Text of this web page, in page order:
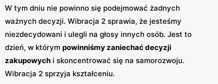
W tym dniu nie powinno się podejmować żadnych
ważnych decyzji. Wibracja 2 sprawia, że jesteśmy
niezdecydowani i ulegli na głosy innych osób. Jest to
dzień, w którym powinniśmy zaniechać decyzji
zakupowych i skoncentrować się na samorozwoju.
Wibracja 2 sprzyja kształceniu.